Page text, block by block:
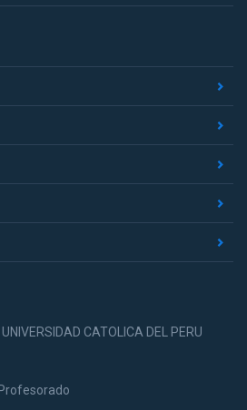
CATOLICA DEL PERU